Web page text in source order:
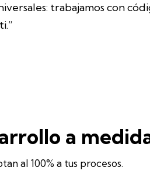
trabajamos con
a
al 100% a tus procesos.